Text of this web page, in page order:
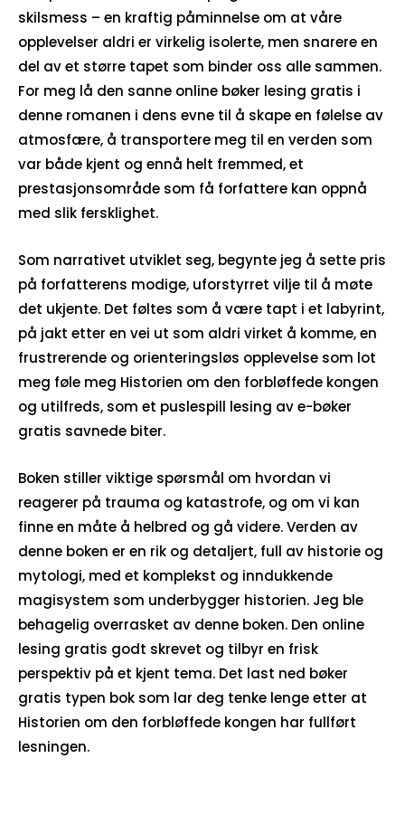
skilsmess – en kraftig påminnelse om at våre
opplevelser aldri er virkelig isolerte, men snarere en
del av et større tapet som binder oss alle sammen.
For meg lå den sanne online bøker lesing gratis i
denne romanen i dens evne til å skape en følelse av
atmosfære, å transportere meg til en verden som
var både kjent og ennå helt fremmed, et
prestasjonsområde som få forfattere kan oppnå
med slik fersklighet.
Som narrativet utviklet seg, begynte jeg å sette pris
på forfatterens modige, uforstyrret vilje til å møte
det ukjente. Det føltes som å være tapt i et labyrint,
på jakt etter en vei ut som aldri virket å komme, en
frustrerende og orienteringsløs opplevelse som lot
meg føle meg Historien om den forbløffede kongen
og utilfreds, som et puslespill lesing av e-bøker
gratis savnede biter.
Boken stiller viktige spørsmål om hvordan vi
reagerer på trauma og katastrofe, og om vi kan
finne en måte å helbred og gå videre. Verden av
denne boken er en rik og detaljert, full av historie og
mytologi, med et komplekst og inndukkende
magisystem som underbygger historien. Jeg ble
behagelig overrasket av denne boken. Den online
lesing gratis godt skrevet og tilbyr en frisk
perspektiv på et kjent tema. Det last ned bøker
gratis typen bok som lar deg tenke lenge etter at
Historien om den forbløffede kongen har fullført
lesningen.